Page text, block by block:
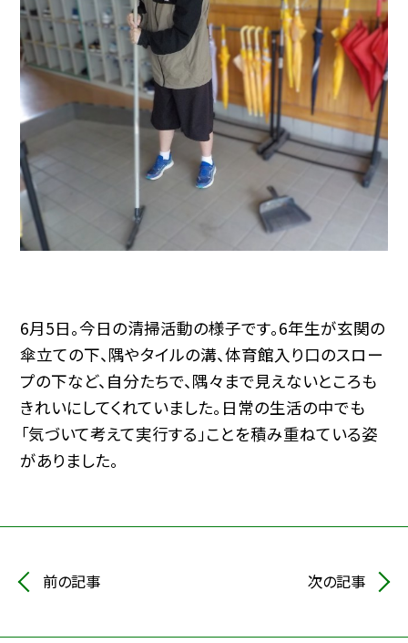
6月5日。今日の清掃活動の様子です。6年生が玄関の
傘立ての下、隅やタイルの溝、体育館入り口のスロー
プの下など、自分たちで、隅々まで見えないところも
きれいにしてくれていました。日常の生活の中でも
「気づいて考えて実行する」ことを積み重ねている姿
がありました。
前の記事 次の記事